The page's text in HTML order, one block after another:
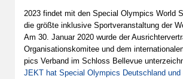
2023 findet mit den Spe­cial Olym­pics World
die größte inklu­sive Sport­ver­an­stal­tung der
Am 30. Januar 2020 wurde der
Orga­ni­sa­ti­ons­ko­mi­tee und dem
pics Ver­band im Schloss Bel­le­vue
JEKT hat Spe­cial Olym­pics Deut­sch­land und